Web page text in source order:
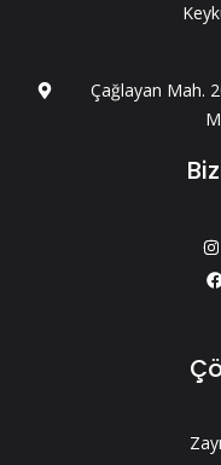
Çağlayan Mah.